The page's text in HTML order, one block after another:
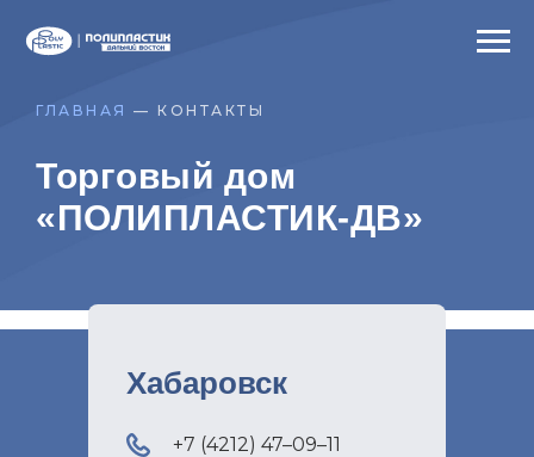
ГЛАВНАЯ — КОНТАКТЫ
Торговый дом
«ПОЛИПЛАСТИК-ДВ»
Хабаровск
+7 (4212) 47–09–11